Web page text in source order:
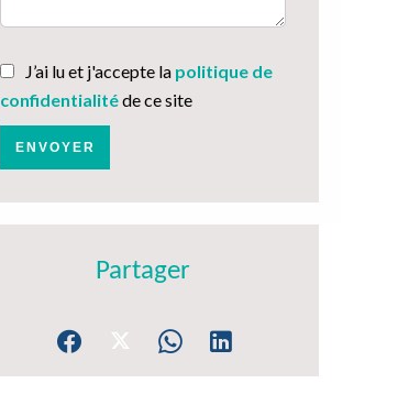
J’ai lu et j'accepte la politique de
confidentialitéde ce site
ENVOYER
Partager